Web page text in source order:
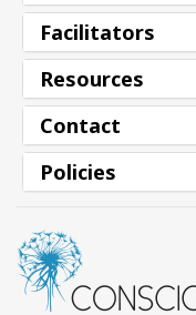
Facilitators
Resources
Contact
Policies